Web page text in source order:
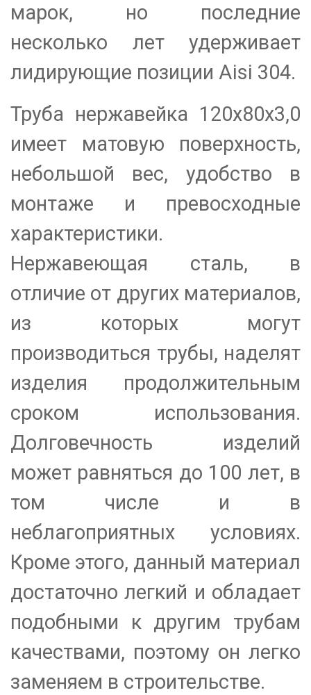
марок, но последние
несколько лет удерживает
лидирующие позиции Aisi 304.
Труба нержавейка 120х80х3,0
имеет матовую поверхность,
небольшой вес, удобство в
монтаже и превосходные
характеристики.
Нержавеющая сталь, в
отличие от других материалов,
из которых могут
производиться трубы, наделят
изделия продолжительным
сроком использования.
Долговечность изделий
может равняться до 100 лет, в
том числе и в
неблагоприятных условиях.
Кроме этого, данный материал
достаточно легкий и обладает
подобными к другим трубам
качествами, поэтому он легко
заменяем в строительстве.